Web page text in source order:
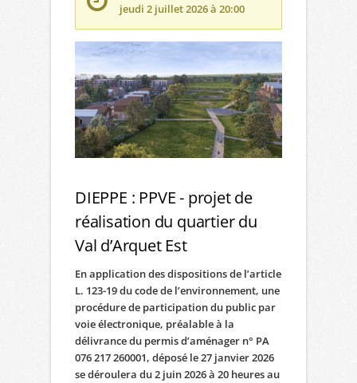
jeudi 2 juillet 2026 à 20:00
DIEPPE : PPVE - projet de
réalisation du quartier du
Val d’Arquet Est
En application des dispositions de l’article
L. 123-19 du code de l’environnement, une
procédure de participation du public par
voie électronique, préalable à la
délivrance du permis d’aménager n° PA
076 217 260001, déposé le 27 janvier 2026
se déroulera du 2 juin 2026 à 20 heures au